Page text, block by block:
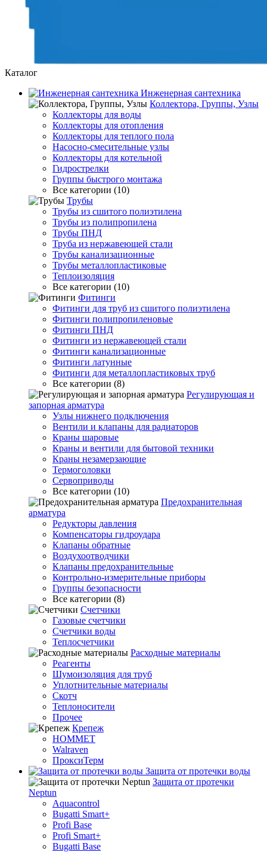
Каталог
Инженерная сантехника
Коллектора, Группы, Узлы
Коллекторы для воды
Коллекторы для отопления
Коллекторы для теплого пола
Насосно-смесительные узлы
Коллекторы для котельной
Гидрострелки
Группы быстрого монтажа
Все категории (10)
Трубы
Трубы из сшитого полиэтилена
Трубы из полипропилена
Трубы ПНД
Труба из нержавеющей стали
Трубы канализационные
Трубы металлопластиковые
Теплоизоляция
Все категории (10)
Фитинги
Фитинги для труб из сшитого полиэтилена
Фитинги полипропиленовые
Фитинги ПНД
Фитинги из нержавеющей стали
Фитинги канализационные
Фитинги латунные
Фитинги для металлопластиковых труб
Все категории (8)
Регулирующая и
запорная арматура
Узлы нижнего подключения
Вентили и клапаны для радиаторов
Краны шаровые
Краны и вентили для бытовой техники
Краны незамерзающие
Термоголовки
Сервоприводы
Все категории (10)
Предохранительная
арматура
Редукторы давления
Компенсаторы гидроудара
Клапаны обратные
Воздухоотводчики
Клапаны предохранительные
Контрольно-измерительные приборы
Группы безопасности
Все категории (8)
Счетчики
Газовые счетчики
Счетчики воды
Теплосчетчики
Расходные материалы
Реагенты
Шумоизоляция для труб
Уплотнительные материалы
Скотч
Теплоносители
Прочее
Крепеж
HOMMET
Walraven
ПроксиТерм
Защита от протечки воды
Защита от протечки
Neptun
Aquacontrol
Bugatti Smart+
Profi Base
Profi Smart+
Bugatti Base